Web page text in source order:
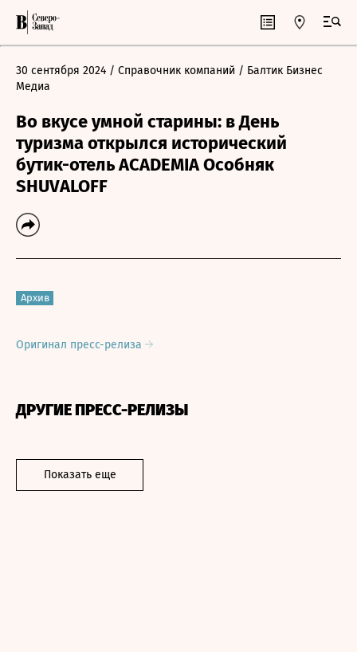
30 сентября 2024 / Справочник компаний / Балтик Бизнес
Медиа
Во вкусе умной старины: в День
туризма открылся исторический
бутик-отель ACADEMIA Особняк
SHUVALOFF
Архив
Оригинал пресс-релиза
ДРУГИЕ ПРЕСС-РЕЛИЗЫ
Показать еще